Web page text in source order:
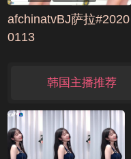
afchinatvBJ萨拉#2020
0113
韩国主播推荐